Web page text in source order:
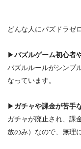
どんな人にパズドラゼ
▶パズルゲーム初心者
パズルルールがシンプ
なっています。
▶ ガチャや課金が苦手
ガチャが廃止され、課
放のみ）なので、無理